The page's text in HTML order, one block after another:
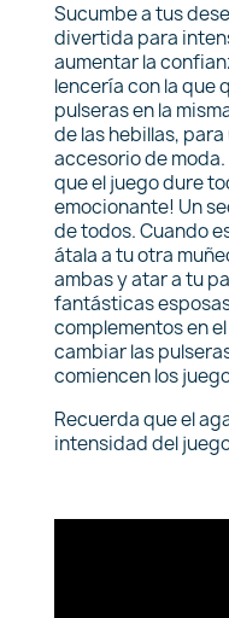
Sucumbe a tus
divertida para
aumentar la
lencería con la que
pulseras en la
de las hebillas,
accesorio de
que el juego dure
emocionante! Un
de todos. Cuando
átala a tu otra
ambas y atar a tu
fantásticas
complementos en
cambiar las
comiencen los
Recuerda que el
intensidad del